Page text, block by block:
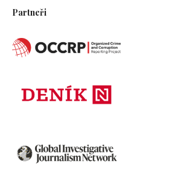
Partneři